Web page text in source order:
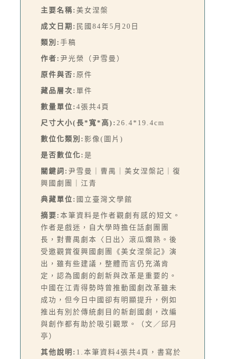
主要名稱: 美女涅槃
成文日期: 民國84年5月20日
類別: 手稿
作者: 尹光榮（尹雪曼）
原件與否: 原件
藏品層次: 單件
數量單位: 4張共4頁
尺寸大小(長*寬*高): 26.4*19.4cm
數位化類別: 影像(圖片)
是否數位化: 是
關鍵詞: 尹雪曼｜曹禺｜美女涅槃記｜復
興國劇團｜江青
典藏單位: 國立臺灣文學館
摘要: 本筆資料是作者觀劇有感的短文。
作者是戲迷，自大學時擔任話劇團團
長，對曹禺劇本〈日出〉滾瓜爛熟。後
受邀觀賞復興國劇團《美女涅槃記》演
出，雖有些建議，整體而言仍充滿肯
定，認為國劇的創新與改革是重要的。
中國在江青得勢時曾推動國劇改革雖未
成功，但今日中國卻有明顯提升，例如
推出有別於傳統劇目的新創國劇，改編
與創作都有助於吸引觀眾。（文／邱月
亭）
其他說明: 1.本筆資料4張共4頁，書寫於